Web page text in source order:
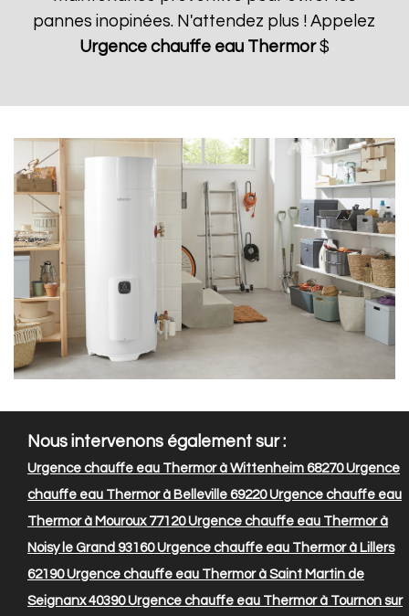
pannes inopinées. N'attendez plus ! Appelez
Urgence chauffe eau Thermor$
Nous intervenons également sur :
Urgence chauffe eau Thermor à Wittenheim 68270Urgence
chauffe eau Thermor à Belleville 69220Urgence chauffe eau
Thermor à Mouroux 77120Urgence chauffe eau Thermor à
Noisy le Grand 93160Urgence chauffe eau Thermor à Lillers
62190Urgence chauffe eau Thermor à Saint Martin de
Seignanx 40390Urgence chauffe eau Thermor à Tournon sur